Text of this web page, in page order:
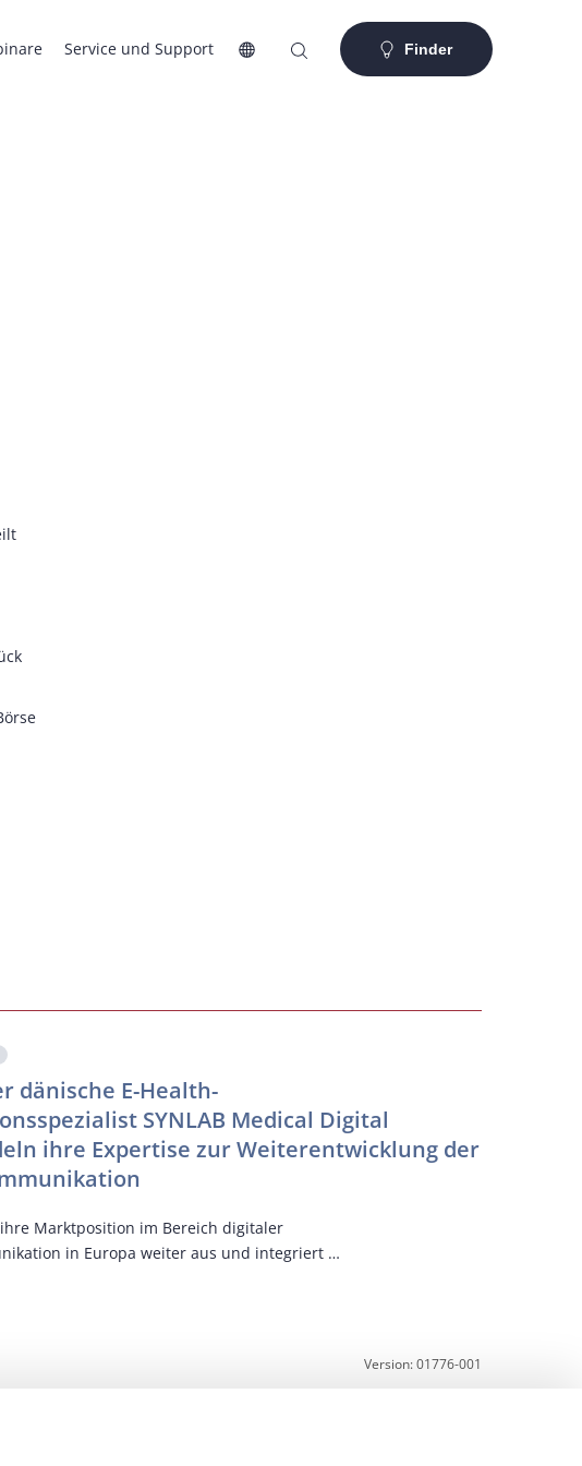
Service und Support Finder
dänische E-Health-
SYNLAB Medical Digital
ihre Expertise zur Weiterentwicklung der
ihre Marktposition im Bereich digitaler
in Europa weiter aus und integriert …
Version: 01776-001